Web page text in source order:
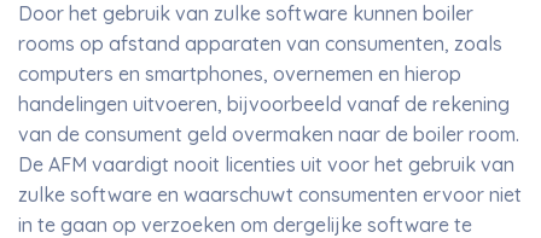
Door het gebruik van zulke software kunnen boiler
rooms op afstand apparaten van consumenten, zoals
computers en smartphones, overnemen en hierop
handelingen uitvoeren, bijvoorbeeld vanaf de rekening
van de consument geld overmaken naar de boiler room.
De AFM vaardigt nooit licenties uit voor het gebruik van
zulke software en waarschuwt consumenten ervoor niet
in te gaan op verzoeken om dergelijke software te